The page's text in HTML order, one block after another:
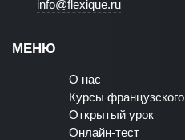
info@flexique.ru
МЕНЮ
О нас
Курсы французского
Открытый урок
Онлайн-тест